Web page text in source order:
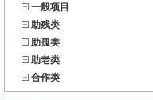
一般项目
助残类
助孤类
助老类
合作类